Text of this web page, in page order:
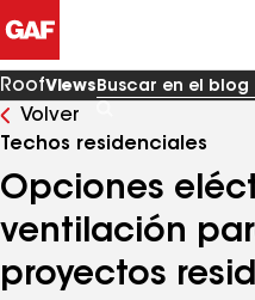
RoofViews
en
blog
Volver
Techos residenciales
Opciones
ventilación
proyectos